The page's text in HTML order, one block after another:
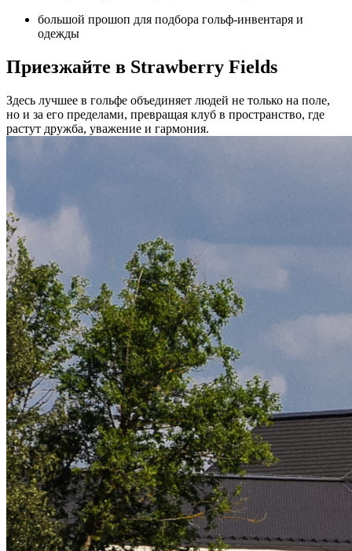
большой прошоп для подбора гольф-инвентаря и
одежды
Приезжайте в Strawberry Fields
Здесь лучшее в гольфе объединяет людей не только на поле,
но и за его пределами, превращая клуб в пространство, где
растут дружба, уважение и гармония.